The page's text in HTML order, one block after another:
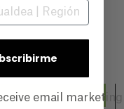
email